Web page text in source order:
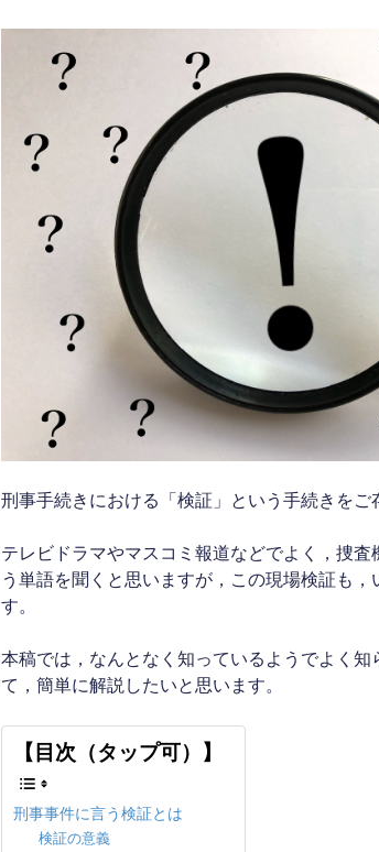
刑事手続きにおける「検証」という手続きをご
テレビドラマやマスコミ報道などでよく，捜査
う単語を聞くと思いますが，この現場検証も
す。
本稿では，なんとなく知っているようでよく知
て，簡単に解説したいと思います。
【目次（タップ可）】
刑事事件に言う検証とは
検証の意義